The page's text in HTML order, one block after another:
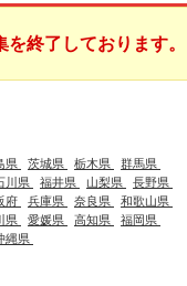
終了しております。
県 茨城県 栃木県
群馬県
川県 福井県 山梨県
長野県
府 兵庫県 奈良県
和歌山県
県 愛媛県 高知県
福岡県
縄県